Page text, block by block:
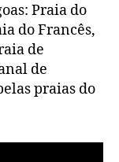
litoral
Praia do
do Francês,
de
de
praias do